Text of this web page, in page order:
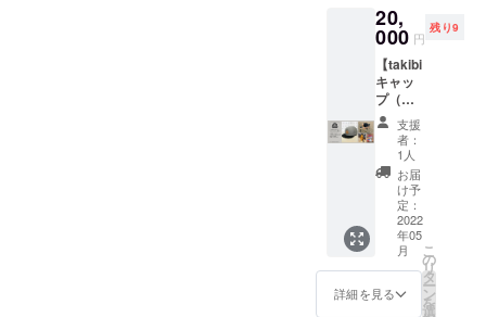
えま
す。振
り替え
られな
かった
場合は
個別に
ご相談
させて
くださ
いま
せ。）
たしま
す。 ※
雨天決
行・荒
天中止
（CFの
ご支援
者様に
関して
は、荒
天中止
の際は
同じ月
で振り
できる
ちらの
リター
ンにご
支援い
ただけ
ますと
助かり
ます。
区画は
5m×5m
を想
定。車
での入
場はで
きませ
隣に駐
投
合！？
笑 早く
実際に
伺っ
て、ご
挨拶さ
せてい
ただき
たい
なぁ、
と思っ
ていま
す。 限
定30
個。ぜ
ひお早
めにお
願いい
たしま
す！ 幅
5cm×長
さ
165cm
（最
長）
BEATC
AMPロ
ゴをあ
しらっ
ていた
だきき
ます。
南出も
持って
るギ
ターや
ベース
に1本ず
つ揃え
たい
な、と
思える
スト
次第で
す。 そ
してこ
ちらの
コラボ
スト
ラップ
のご相
談をさ
せてい
ただい
たとこ
ろ、快
諾いた
だきま
した！
限定5
本。
、と考
え、 ア
ウトド
アギア
ばかり
ではな
く、音
楽関係
で何か
ないか
な、、
、と考
えてい
たとこ
ca*caさ
んのス
ラッ
プ。 イ
ケベ楽
器様で
もお取
り扱い
されて
いるよ
うです
よ！ 今
回、音
楽とア
ウトド
アの架
け橋と
うな返
す。
Facebo
がって
いる横
山彰さ
んもそ
の1人。
カッコ
いいレ
ザーの
ナイフ
ケース
やキー
ケース
を投稿
ほしい
という
思いで
立ち上
げられ
たとい
うこと
です。
兵庫県
の山々
で伐採
された
天然杉
の間伐
材を手
作業で
削り出
「x
azuroy
x」。
ホーム
ページ
→https:
//shop.a
zuroy.c
om/
キャン
プや音
楽フェ
スに
ぴった
りなア
ウトド
ア
20,
000 円
残り9
【takibi
キャッ
プ（グ
レー×ブ
ラッ
ク）＋
モーテ
ルキー
＋ス
テッ
カー
シー
ト】
ネット
でたま
支援
者：
1人
お届
け予
定：
2022
年05
月
詳細を見る
こ
の
リ
タ
ー
ン
を
選